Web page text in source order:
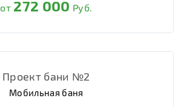
от 272 000 Руб.
Проект бани №2
Мобильная баня